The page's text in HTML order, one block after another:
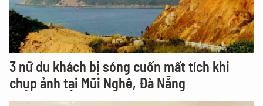
3 nữ du khách bị sóng cuốn mất tích khi
chụp ảnh tại Mũi Nghê, Đà Nẵng